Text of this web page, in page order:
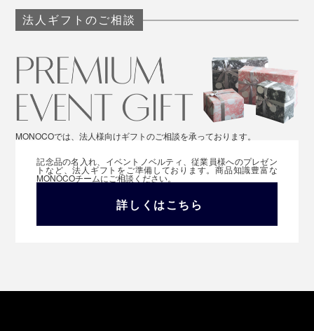
法人ギフトのご相談
MONOCOでは、法人様向けギフトのご相談を承っております。
記念品の名入れ、イベントノベルティ、従業員様へのプレゼン
トなど、法人ギフトをご準備しております。商品知識豊富な
MONOCOチームにご相談ください。
詳しくはこちら